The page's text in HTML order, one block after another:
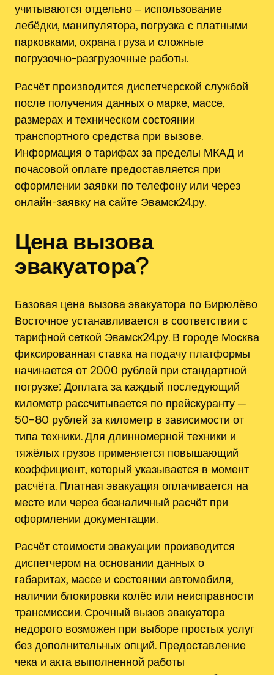
учитываются отдельно ‒ использование
лебёдки, манипулятора, погрузка с платными
парковками, охрана груза и сложные
погрузочно-разгрузочные работы.
Расчёт производится диспетчерской службой
после получения данных о марке, массе,
размерах и техническом состоянии
транспортного средства при вызове.
Информация о тарифах за пределы МКАД и
почасовой оплате предоставляется при
оформлении заявки по телефону или через
онлайн-заявку на сайте Эвамск24.ру.
Цена вызова
эвакуатора?
Базовая цена вызова эвакуатора по Бирюлёво
Восточное устанавливается в соответствии с
тарифной сеткой Эвамск24.ру. В городе Москва
фиксированная ставка на подачу платформы
начинается от 2000 рублей при стандартной
погрузке; Доплата за каждый последующий
километр рассчитывается по прейскуранту ─
50–80 рублей за километр в зависимости от
типа техники. Для длинномерной техники и
тяжёлых грузов применяется повышающий
коэффициент, который указывается в момент
расчёта. Платная эвакуация оплачивается на
месте или через безналичный расчёт при
оформлении документации.
Расчёт стоимости эвакуации производится
диспетчером на основании данных о
габаритах, массе и состоянии автомобиля,
наличии блокировки колёс или неисправности
трансмиссии. Срочный вызов эвакуатора
недорого возможен при выборе простых услуг
без дополнительных опций. Предоставление
чека и акта выполненной работы